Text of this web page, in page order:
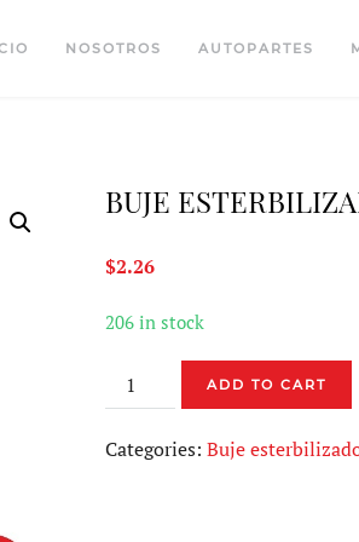
NOSOTROS AUTOPARTES
BUJE
$2.26
206 in stock
BUJE
ESTERBILIZADOR
48815-
ADD TO CART
Categories: Buje